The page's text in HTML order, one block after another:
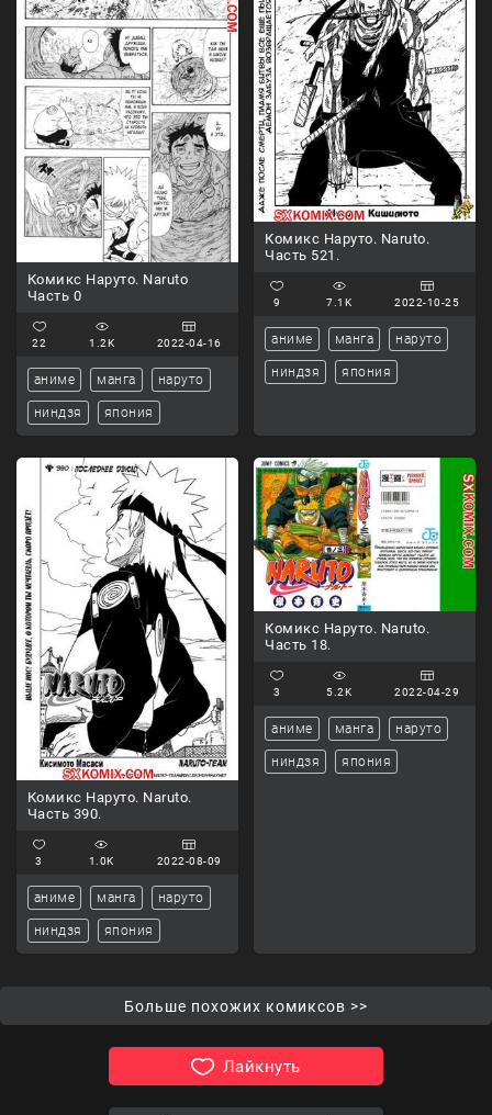
Комикс Наруто. Naruto
Часть 0
22 1.2K 2022-04-16
аниме манга наруто
ниндзя япония
Комикс Наруто. Naruto.
Часть 521.
9 7.1K 2022-10-25
аниме манга наруто
ниндзя япония
Комикс Наруто. Naruto.
Часть 390.
3 1.0K 2022-08-09
аниме манга наруто
ниндзя япония
Комикс Наруто. Naruto.
Часть 18.
3 5.2K 2022-04-29
аниме манга наруто
ниндзя япония
Больше похожих комиксов >>
Лайкнуть